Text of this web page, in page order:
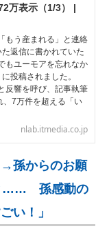
万表示（1/3） |
もう産まれる」と連絡
返信に書かれていた
ユーモアを忘れなか
投稿されました。
反響を呼び、記事執筆
、7万件を超える「い
nlab.itmedia.co.jp
→孫からのお願
…… 孫感動の
い！」